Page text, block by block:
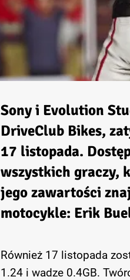
Sony i Evolution
DriveClub Bikes,
17 listopada.
wszystkich graczy,
jego zawartości
motocykle: Erik
Również 17 listopada
1.24 i wadze 0.4GB.